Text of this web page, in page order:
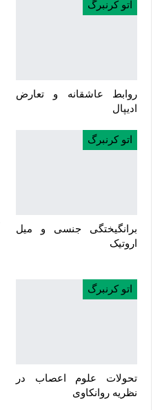
اتو کرنبرگ
روابط عاشقانه و تعارض
ادیپال
اتو کرنبرگ
برانگیختگی جنسی و میل
اروتیک
اتو کرنبرگ
تحولات علوم اعصاب در
نظریه روانکاوی